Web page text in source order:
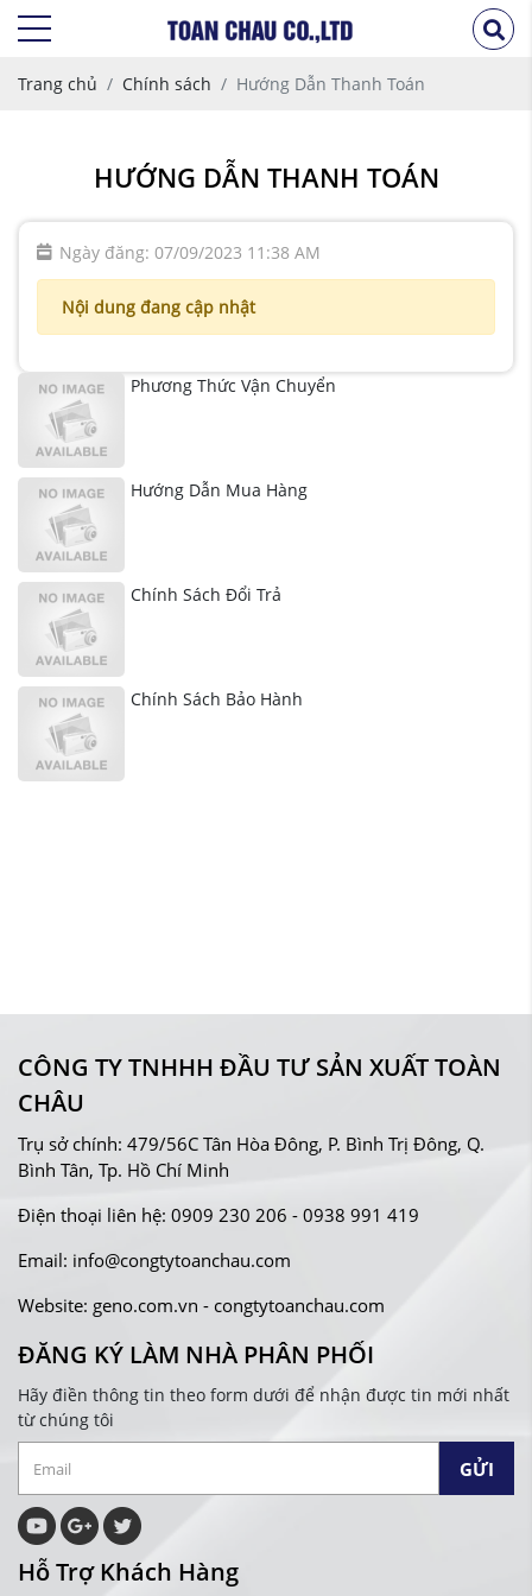
Trang chủ Chính sách Hướng Dẫn Thanh Toán
HƯỚNG DẪN THANH TOÁN
Ngày đăng: 07/09/2023 11:38 AM
Nội dung đang cập nhật
Phương Thức Vận Chuyển
Hướng Dẫn Mua Hàng
Chính Sách Đổi Trả
Chính Sách Bảo Hành
CÔNG TY TNHHH ĐẦU TƯ SẢN XUẤT TOÀN
CHÂU
Trụ sở chính: 479/56C Tân Hòa Đông, P. Bình Trị Đông, Q.
Bình Tân, Tp. Hồ Chí Minh
Điện thoại liên hệ: 0909 230 206 - 0938 991 419
Email: info@congtytoanchau.com
Website: geno.com.vn - congtytoanchau.com
ĐĂNG KÝ LÀM NHÀ PHÂN PHỐI
Hãy điền thông tin theo form dưới để nhận được tin mới nhất
từ chúng tôi
Hỗ Trợ Khách Hàng